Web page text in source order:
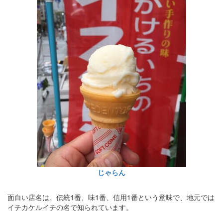
じゃらん
面白い店名は、伝統1番、味1番、信用1番という意味で、地元では
イチカケルイチの名で知られています。